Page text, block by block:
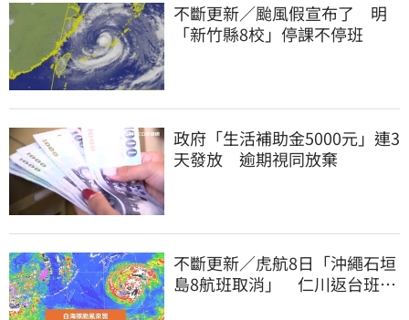
不斷更新／颱風假宣布了 明
「新竹縣8校」停課不停班
政府「生活補助金5000元」連3
天發放 逾期視同放棄
不斷更新／虎航8日「沖繩石垣
島8航班取消」 仁川返台班機